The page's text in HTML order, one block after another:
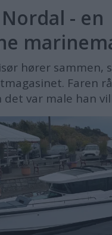
- en
hører sammen,
Faren
det var male han